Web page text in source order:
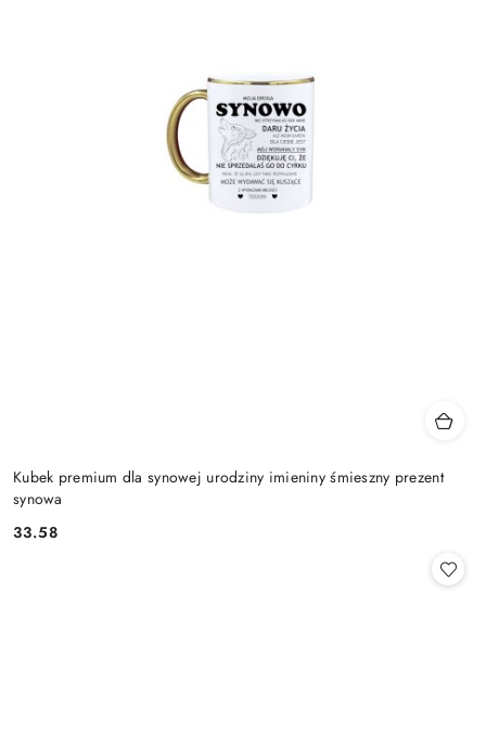
Kubek premium dla synowej urodziny imieniny śmieszny prezent
synowa
Cena:
33.58